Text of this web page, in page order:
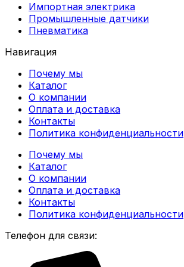
Импортная электрика
Промышленные датчики
Пневматика
Навигация
Почему мы
Каталог
О компании
Оплата и доставка
Контакты
Политика конфиденциальности
Почему мы
Каталог
О компании
Оплата и доставка
Контакты
Политика конфиденциальности
Телефон для связи: